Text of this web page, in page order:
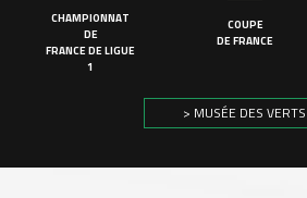
CHAMPIONNAT
DE
FRANCE DE LIGUE
1
COUPE
DE FRANCE
> MUSÉE DES VERTS